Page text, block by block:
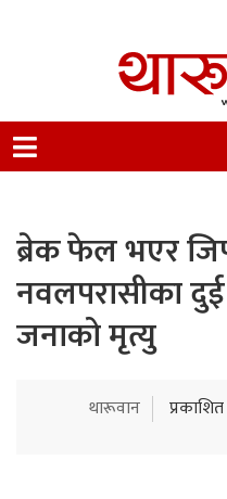
Nepal.
ब्रेक फेल भएर
नवलपरासीका
जनाको मृत्यु
थारूवान